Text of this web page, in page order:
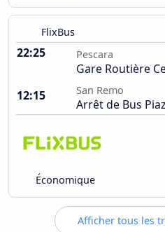
FlixBus
22:25 Pescara
Gare Routière
12:15
San Remo
Arrêt de Bus
Économique
Afficher tous les